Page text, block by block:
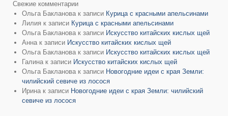
Свежие комментарии
Ольга Бакланова к записи Курица с красными апельсинами
Лилия к записи Курица с красными апельсинами
Ольга Бакланова к записи Искусство китайских кислых щей
Анна к записи Искусство китайских кислых щей
Ольга Бакланова к записи Искусство китайских кислых щей
Галина к записи Искусство китайских кислых щей
Ольга Бакланова к записи Новогодние идеи с края Земли:
чилийский севиче из лосося
Ирина к записи Новогодние идеи с края Земли: чилийский
севиче из лосося